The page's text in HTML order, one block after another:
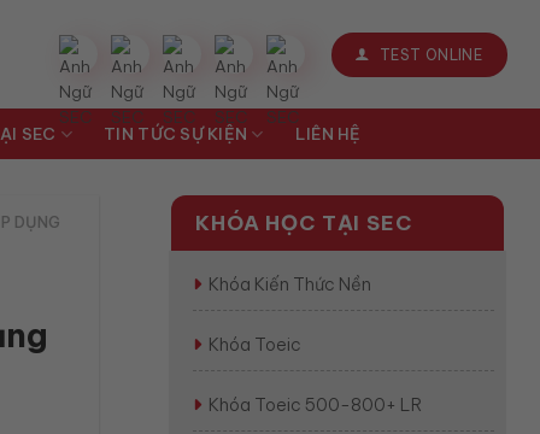
TEST ONLINE
SEC TIN TỨC SỰ KIỆN LIÊN HỆ
DỤNG KHÓA HỌC TẠI SEC
Khóa Kiến Thức Nền
Khóa Toeic
Khóa Toeic 500-800+ LR